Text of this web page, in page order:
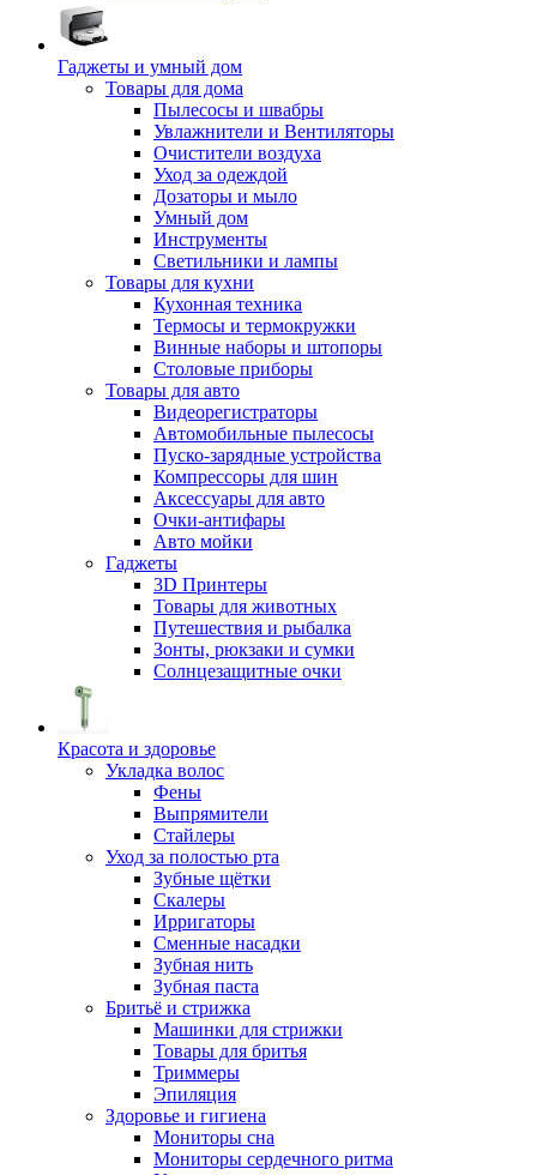
Гаджеты и умный дом
Товары для дома
Пылесосы и швабры
Увлажнители и Вентиляторы
Очистители воздуха
Уход за одеждой
Дозаторы и мыло
Умный дом
Инструменты
Светильники и лампы
Товары для кухни
Кухонная техника
Термосы и термокружки
Винные наборы и штопоры
Столовые приборы
Товары для авто
Видеорегистраторы
Автомобильные пылесосы
Пуско-зарядные устройства
Компрессоры для шин
Аксессуары для авто
Очки-антифары
Авто мойки
Гаджеты
3D Принтеры
Товары для животных
Путешествия и рыбалка
Зонты, рюкзаки и сумки
Солнцезащитные очки
Красота и здоровье
Укладка волос
Фены
Выпрямители
Стайлеры
Уход за полостью рта
Зубные щётки
Скалеры
Ирригаторы
Сменные насадки
Зубная нить
Зубная паста
Бритьё и стрижка
Машинки для стрижки
Товары для бритья
Триммеры
Эпиляция
Здоровье и гигиена
Мониторы сна
Мониторы сердечного ритма